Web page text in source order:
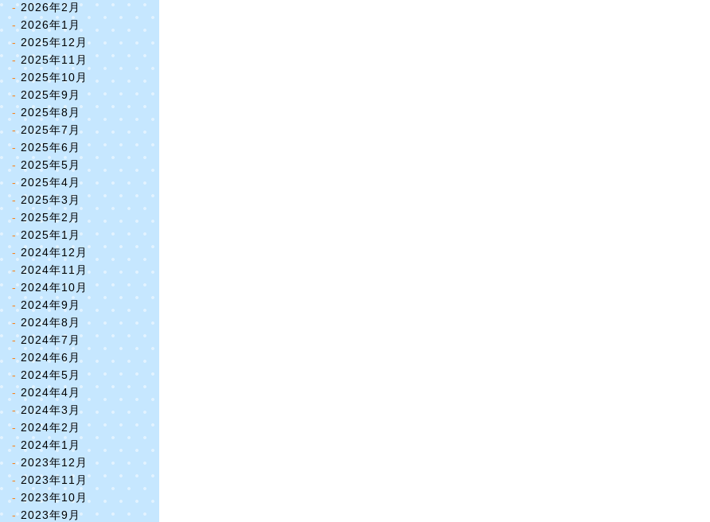
2026年2月
2026年1月
2025年12月
2025年11月
2025年10月
2025年9月
2025年8月
2025年7月
2025年6月
2025年5月
2025年4月
2025年3月
2025年2月
2025年1月
2024年12月
2024年11月
2024年10月
2024年9月
2024年8月
2024年7月
2024年6月
2024年5月
2024年4月
2024年3月
2024年2月
2024年1月
2023年12月
2023年11月
2023年10月
2023年9月